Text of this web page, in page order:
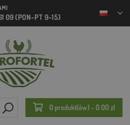
09 (PON-PT 9-15)
0 produkt(ów) - 0.00 zl